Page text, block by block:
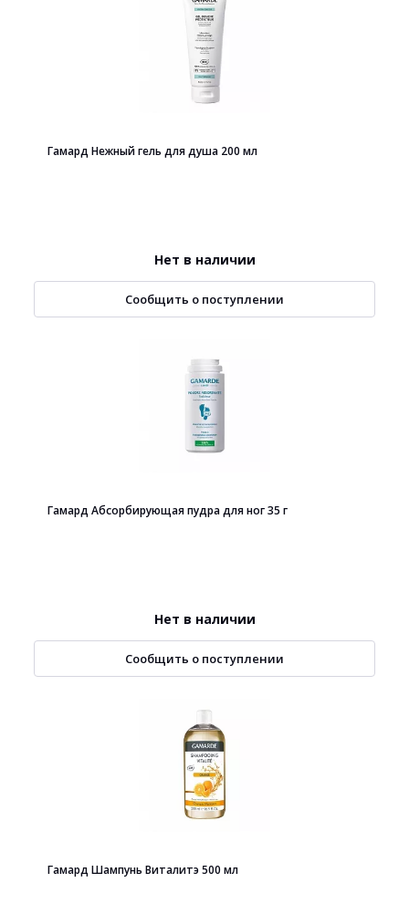
Гамард Нежный гель для душа 200 мл
Нет в наличии
Сообщить о поступлении
Гамард Абсорбирующая пудра для ног 35 г
Нет в наличии
Сообщить о поступлении
Гамард Шампунь Виталитэ 500 мл